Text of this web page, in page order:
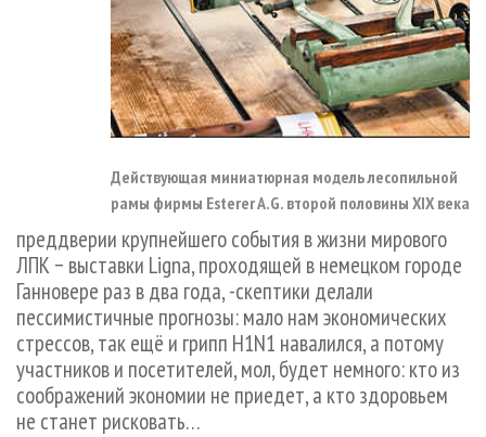
Действующая миниатюрная модель лесопильной
рамы фирмы Esterer A.G. второй половины XIX века
преддверии крупнейшего события в жизни мирового
ЛПК − выставки Ligna, проходящей в немецком городе
Ганновере раз в два года, -скептики делали
пессимистичные прогнозы: мало нам экономических
стрессов, так ещё и грипп H1N1 навалился, а потому
участников и посетителей, мол, будет немного: кто из
соображений экономии не приедет, а кто здоровьем
не станет рисковать…